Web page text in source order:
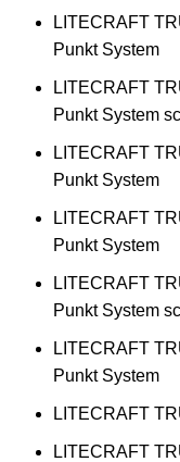
LITECRAFT
Punkt System
LITECRAFT
Punkt System
LITECRAFT
Punkt System
LITECRAFT
Punkt System
LITECRAFT
Punkt System
LITECRAFT
Punkt System
LITECRAFT
LITECRAFT